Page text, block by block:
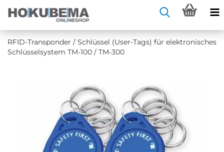
RFID-​Transponder / Schlüs­sel (User-​Tags) für elek­tro­ni­sches
Schlüs­sel­sys­tem TM-​100 / TM-​300